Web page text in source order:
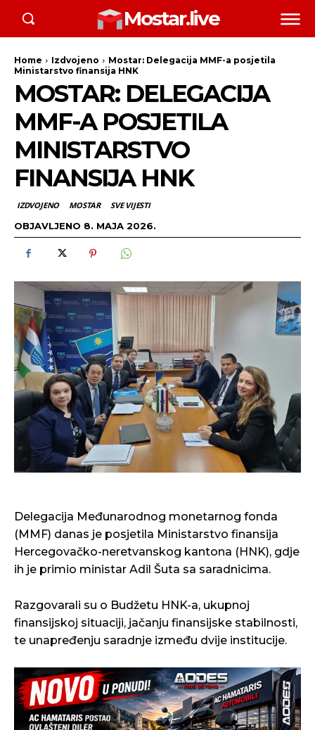
Mostar.live
Home Izdvojeno
Mostar: Delegacija MMF-a posjetila
Ministarstvo finansija HNK
MOSTAR: DELEGACIJA
MMF-A POSJETILA
MINISTARSTVO
FINANSIJA HNK
IZDVOJENO MOSTAR SVE VIJESTI
OBJAVLJENO 8. MAJA 2026.
Delegacija Međunarodnog monetarnog fonda
(MMF) danas je posjetila Ministarstvo finansija
Hercegovačko-neretvanskog kantona (HNK), gdje
ih je primio ministar Adil Šuta sa saradnicima.
Razgovarali su o Budžetu HNK-a, ukupnoj
finansijskoj situaciji, jačanju finansijske stabilnosti,
te unapređenju saradnje između dvije institucije.